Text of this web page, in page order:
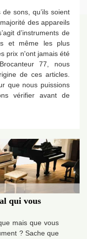
sons, qu’ils soient
des appareils
d’instruments de
et même les plus
prix n'ont jamais été
77, nous
de ces articles.
que nous puissions
vérifier avant de
qui vous
mais que vous
? Sache que